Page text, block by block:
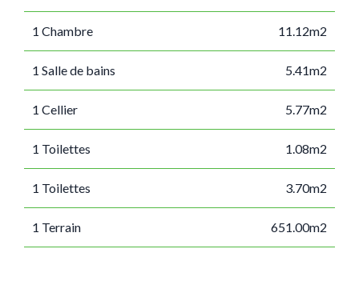
1 Chambre 11.12m2
1 Salle de bains 5.41m2
1 Cellier 5.77m2
1 Toilettes 1.08m2
1 Toilettes 3.70m2
1 Terrain 651.00m2